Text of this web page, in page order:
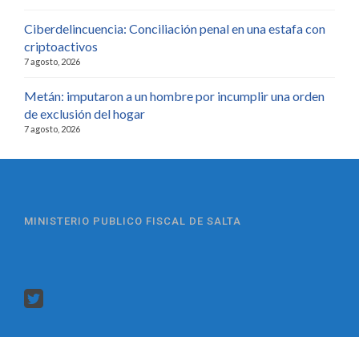
Ciberdelincuencia: Conciliación penal en una estafa con
criptoactivos
7 agosto, 2026
Metán: imputaron a un hombre por incumplir una orden
de exclusión del hogar
7 agosto, 2026
MINISTERIO PUBLICO FISCAL DE SALTA